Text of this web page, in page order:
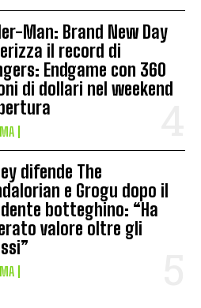
Man: Brand New Day
il record di
Endgame con 360
di dollari nel weekend
difende The
e Grogu dopo il
botteghino: “Ha
valore oltre gli